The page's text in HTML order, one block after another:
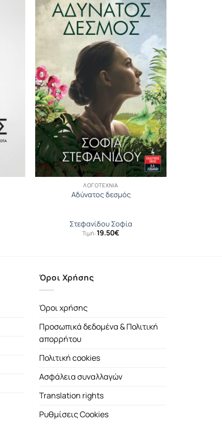
ΛΟΓΟΤΕΧΝΊΑ
Αδύνατος δεσμός
Στεφανίδου Σοφία
Τιμή:19.50€
Όροι Χρήσης
Όροι χρήσης
Προσωπικά δεδομένα & Πολιτική
απορρήτου
Πολιτική cookies
Ασφάλεια συναλλαγών
Translation rights
Ρυθμίσεις Cookies